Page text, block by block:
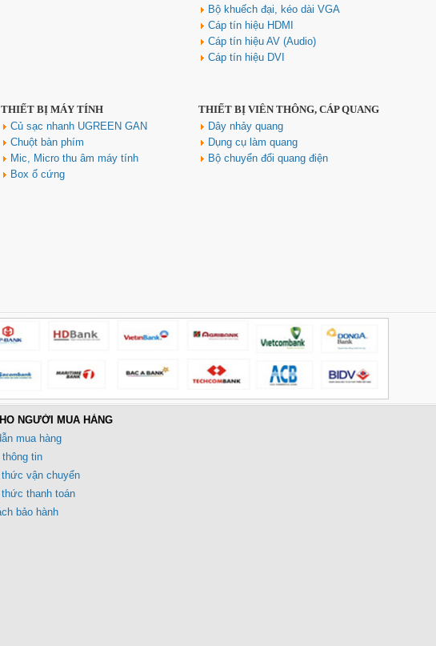
Bộ khuếch đại, kéo dài VGA
Cáp tín hiệu HDMI
Cáp tín hiệu AV (Audio)
Cáp tín hiệu DVI
THIẾT BỊ MÁY TÍNH
Củ sạc nhanh UGREEN GAN
Chuột bàn phím
Mic, Micro thu âm máy tính
Box ổ cứng
THIẾT BỊ VIỄN THÔNG, CÁP QUANG
Dây nhảy quang
Dụng cụ làm quang
Bộ chuyển đổi quang điện
NGƯỜI MUA HÀNG
mua hàng
thông tin
vận chuyển
thanh toán
bảo hành